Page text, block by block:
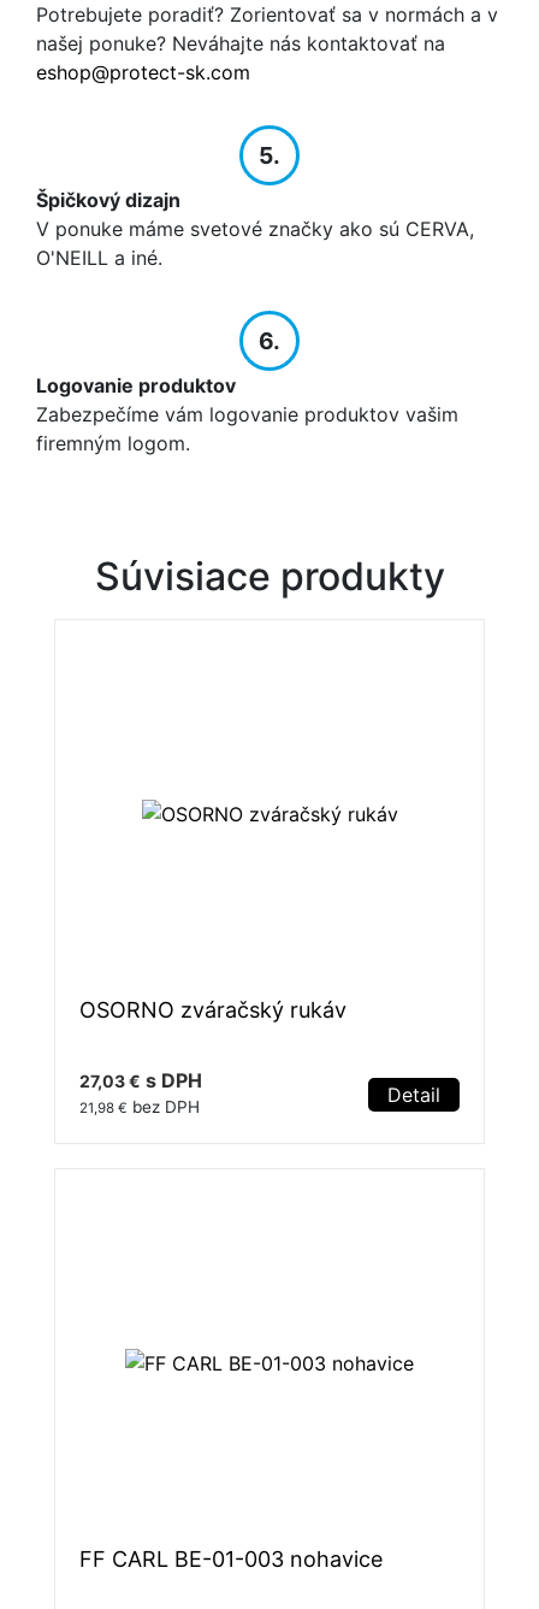
Potrebujete poradiť? Zorientovať sa v normách a v
našej ponuke? Neváhajte nás kontaktovať na
eshop@protect-sk.com
5.
Špičkový dizajn
V ponuke máme svetové značky ako sú CERVA,
O'NEILL a iné.
6.
Logovanie produktov
Zabezpečíme vám logovanie produktov vašim
firemným logom.
Súvisiace produkty
OSORNO zváračský rukáv
27,03 € s DPH
21,98 € bez DPH Detail
FF CARL BE-01-003 nohavice